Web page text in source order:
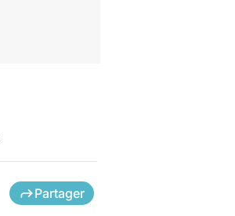
Partager